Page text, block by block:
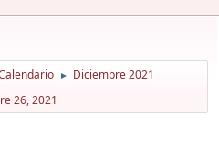
► Diciembre 2021
26, 2021